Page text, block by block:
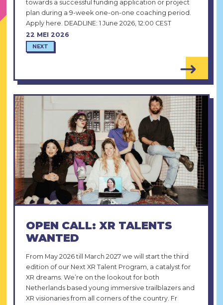
22 MEI 2026
NEXT
towards a successful funding application or project
plan during a 9-week one-on-one coaching period.
Apply here. DEADLINE: 1 June 2026, 12:00 CEST
OPEN CALL: XR TALENTS
WANTED
From May 2026 till March 2027 we will start the third
edition of our Next XR Talent Program, a catalyst for
XR dreams. We’re on the lookout for both
Netherlands based young immersive trailblazers and
XR visionaries from all corners of the country. Fr